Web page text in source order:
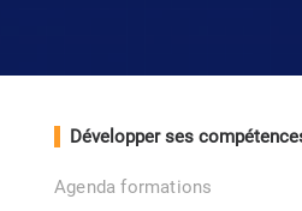
Développer ses
Agenda formations